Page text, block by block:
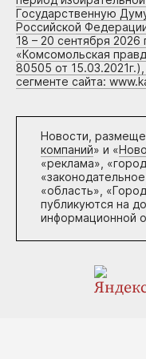
Государственную
Российской
18 – 20 сентября
«Комсомольская
80505 от
сегменте сайта:
Новости,
компаний» и «
«реклама»,
«область»,
публикуются на
информационной